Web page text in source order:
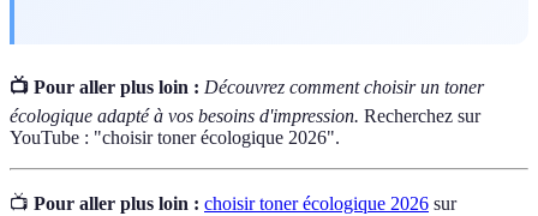
📺 Pour aller plus loin : Découvrez comment choisir un toner
écologique adapté à vos besoins d'impression. Recherchez sur
YouTube : "choisir toner écologique 2026".
📺 Pour aller plus loin : choisir toner écologique 2026 sur